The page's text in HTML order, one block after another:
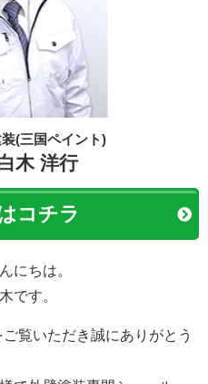
(三国ペイント)
木 洋行
コチラ
にちは。
です。
覧いただき誠にありがとう